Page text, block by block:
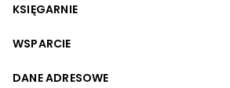
KSIĘGARNIE
WSPARCIE
DANE ADRESOWE